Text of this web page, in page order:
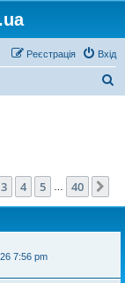
Вхід
Реєстрація
1 40
3 4 5 40
7:56 pm